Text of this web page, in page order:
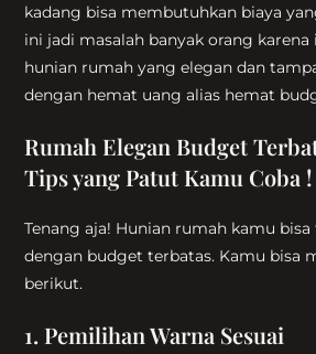
kadang bisa membutuhkan biaya
ini jadi masalah banyak orang
hunian rumah yang elegan dan
dengan hemat uang alias hemat
Rumah Elegan Budget
Tips yang Patut Kamu Coba !
Tenang aja! Hunian rumah kamu
dengan budget terbatas. Kamu bisa
berikut.
1. Pemilihan Warna Sesuai